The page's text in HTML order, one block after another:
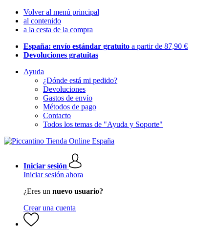
Volver al menú principal
al contenido
a la cesta de la compra
España: envío estándar gratuito a partir de 87,90 €
Devoluciones gratuitas
Ayuda
¿Dónde está mi pedido?
Devoluciones
Gastos de envío
Métodos de pago
Contacto
Todos los temas de "Ayuda y Soporte"
Iniciar sesión
Iniciar sesión ahora
¿Eres un nuevo usuario?
Crear una cuenta